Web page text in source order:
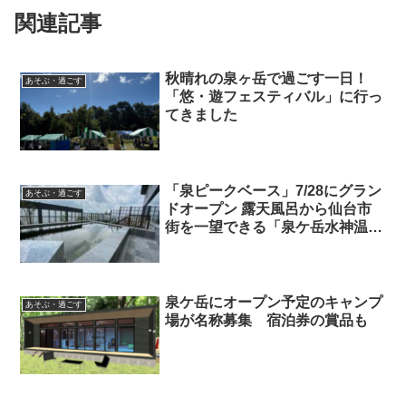
関連記事
あそぶ・過ごす
秋晴れの泉ヶ岳で過ごす一日！
「悠・遊フェスティバル」に行っ
てきました
あそぶ・過ごす
「泉ピークベース」7/28にグラン
ドオープン 露天風呂から仙台市
街を一望できる「泉ケ岳水神温
あそぶ・過ごす
泉ケ岳にオープン予定のキャンプ
場が名称募集 宿泊券の賞品も